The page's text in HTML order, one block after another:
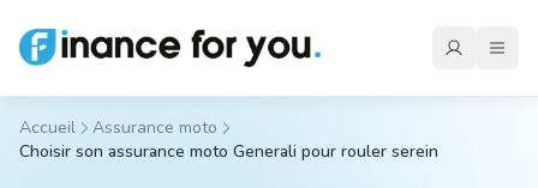
Mutuelle
Accueil
Assurance moto
Choisir son assurance moto Generali pour rouler serein